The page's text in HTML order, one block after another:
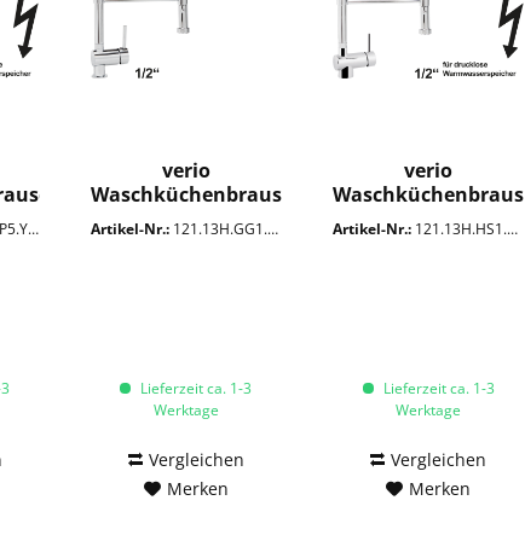
verio
Waschküchenbrause
1/2"
Artikel-Nr.:121.13H.GG1.0VE
Lieferzeit ca. 1-3
Werktage
Vergleichen
Merken
verio
Waschküchenbrause
1/2" ND
Artikel-Nr.: 121.13H.HS1.YVE
Lieferzeit ca. 1-3
Werktage
Vergleichen
Merken